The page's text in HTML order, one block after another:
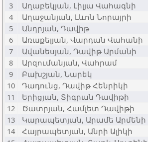
3
Աղաբեկյան, Լիլյա Վահագնի
4
Աղաջանյան, Լևոն Նորայրի
5
Անդրյան, Դավիթ
6
Առաքելյան, Վարդան Վահանի
7
Ավանեսյան, Դավիթ Արմանի
8
Արզումանյան, Վահրամ
9
Բախշյան, Նարեկ
10
Դադունց, Դավիթ Հենրիկի
11
Երիցյան, Տիգրան Դավիթի
12
Ծատրյան, Համլետ Դավիթի
13
Կարապետյան, Արամե Արմենի
14
Հայրապետյան, Անրի Ալիկի